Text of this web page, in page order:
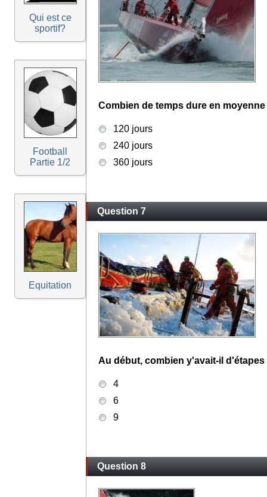
Qui est ce
sportif?
Football
Partie 1/2
Equitation
Combien de temps dure en
120 jours
240 jours
360 jours
Question 7
Au début, combien y'avait-il d'étapes
4
6
9
Question 8